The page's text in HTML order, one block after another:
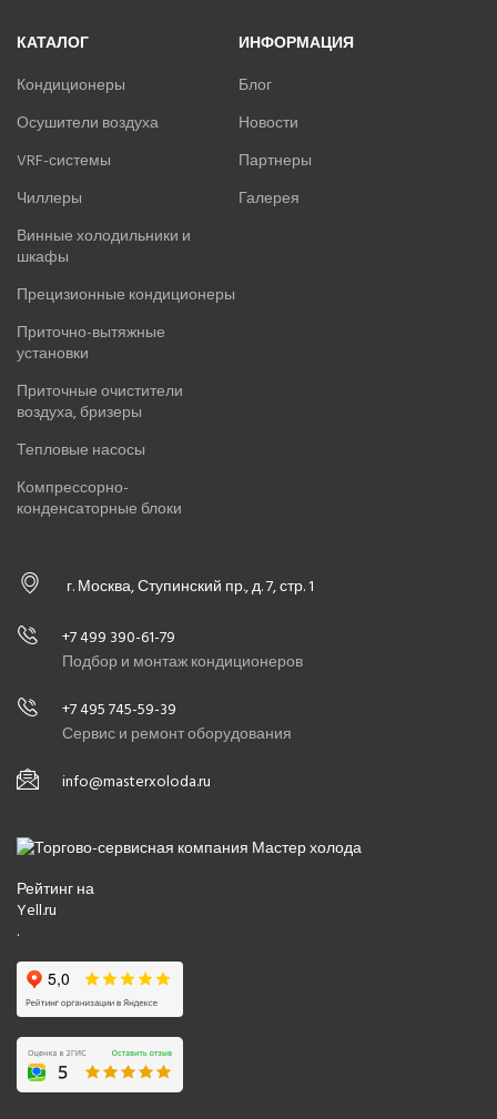
КАТАЛОГ
Кондиционеры
Осушители воздуха
VRF-системы
Чиллеры
Винные холодильники и
шкафы
Прецизионные кондиционеры
Приточно-вытяжные
установки
Приточные очистители
воздуха, бризеры
Тепловые насосы
Компрессорно-
конденсаторные блоки
ИНФОРМАЦИЯ
Блог
Новости
Партнеры
Галерея
г. Москва, Ступинский пр., д. 7, стр. 1
+7 499 390-61-79
Подбор и монтаж кондиционеров
+7 495 745-59-39
Сервис и ремонт оборудования
info@masterxoloda.ru
Рейтинг на
Yell.ru
.